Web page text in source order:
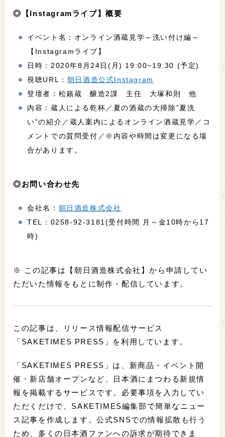
◎【Instagramライブ】概要
イベント名：オンライン酒蔵見学～洗い付け編～
【Instagramライブ】
日時：2020年8月24日(月) 19:00~19:30 (予定)
視聴URL： 朝日酒造公式Instagram
登壇者：松籟蔵 醸造2課 主任 大塚和則 他
内容：蔵人による乾杯／夏の酒蔵の大掃除”夏洗
い”の紹介／蔵人案内によるオンライン酒蔵見学／コ
メントでの質問受付／※内容や時間は変更になる場
合があります。
◎お問い合わせ先
会社名： 朝日酒造株式会社
TEL：0258-92-3181(受付時間 月～金10時から17
時)
※ この記事は【朝日酒造株式会社】から申請してい
ただいた情報をもとに制作・配信しています。
この記事は、リリース情報配信サービス
「SAKETIMES PRESS」を利用しています。
「SAKETIMES PRESS」は、新商品・イベント開
催・新店舗オープンなど、日本酒にまつわる新規情
報を掲載するサービスです。必要事項を入力してい
ただくだけで、SAKETIMES編集部で簡単なニュー
ス記事を作成します。公式SNSでの情報拡散も行う
ため、多くの日本酒ファンへの訴求が期待できま